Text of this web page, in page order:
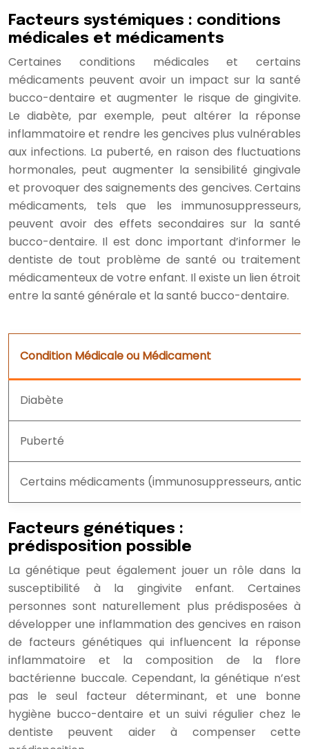
Facteurs systémiques : conditions
médicales et médicaments
Certaines conditions médicales et certains
médicaments peuvent avoir un impact sur la santé
bucco-dentaire et augmenter le risque de gingivite.
Le diabète, par exemple, peut altérer la réponse
inflammatoire et rendre les gencives plus vulnérables
aux infections. La puberté, en raison des fluctuations
hormonales, peut augmenter la sensibilité gingivale
et provoquer des saignements des gencives. Certains
médicaments, tels que les immunosuppresseurs,
peuvent avoir des effets secondaires sur la santé
bucco-dentaire. Il est donc important d’informer le
dentiste de tout problème de santé ou traitement
médicamenteux de votre enfant. Il existe un lien étroit
entre la santé générale et la santé bucco-dentaire.
Condition Médicale ou Médicament
Diabète
Puberté
Certains médicaments (immunosuppresseurs,
Facteurs génétiques :
prédisposition possible
La génétique peut également jouer un rôle dans la
susceptibilité à la gingivite enfant. Certaines
personnes sont naturellement plus prédisposées à
développer une inflammation des gencives en raison
de facteurs génétiques qui influencent la réponse
inflammatoire et la composition de la flore
bactérienne buccale. Cependant, la génétique n’est
pas le seul facteur déterminant, et une bonne
hygiène bucco-dentaire et un suivi régulier chez le
dentiste peuvent aider à compenser cette